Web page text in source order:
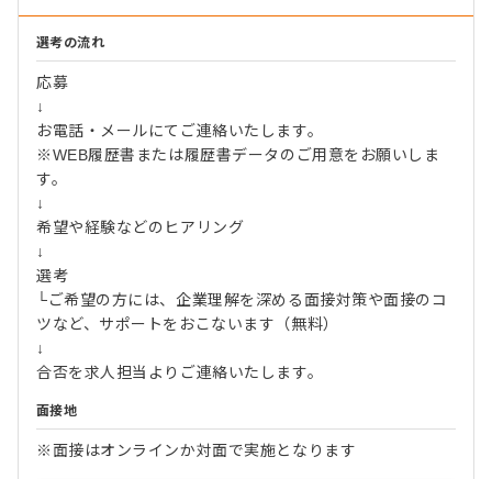
選考の流れ
応募
↓
お電話・メールにてご連絡いたします。
※WEB履歴書または履歴書データのご用意をお願いしま
す。
↓
希望や経験などのヒアリング
↓
選考
└ご希望の方には、企業理解を深める面接対策や面接のコ
ツなど、サポートをおこないます（無料）
↓
合否を求人担当よりご連絡いたします。
面接地
※面接はオンラインか対面で実施となります